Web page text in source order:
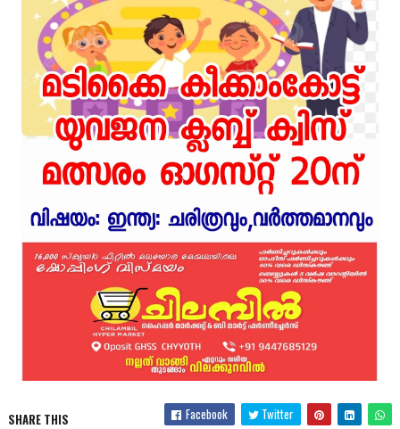
SHARE THIS Facebook Twitter